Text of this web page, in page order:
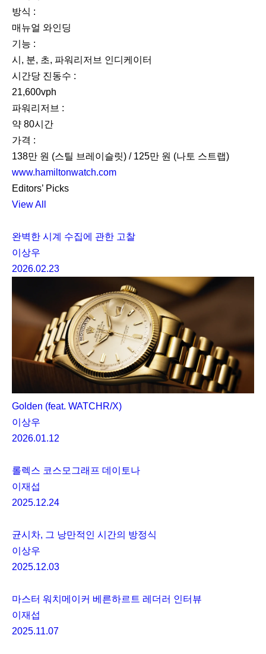
방식 :
매뉴얼 와인딩
기능 :
시, 분, 초, 파워리저브 인디케이터
시간당 진동수 :
21,600vph
파워리저브 :
약 80시간
가격 :
138만 원 (스틸 브레이슬릿) / 125만 원 (나토 스트랩)
www.hamiltonwatch.com
Editors’ Picks
View All
완벽한 시계 수집에 관한 고찰
이상우
2026.02.23
Golden (feat. WATCHR/X)
이상우
2026.01.12
롤렉스 코스모그래프 데이토나
이재섭
2025.12.24
균시차, 그 낭만적인 시간의 방정식
이상우
2025.12.03
마스터 워치메이커 베른하르트 레더러 인터뷰
이재섭
2025.11.07